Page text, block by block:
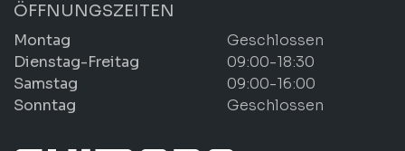
ÖFFNUNGSZEITEN
Montag
Geschlossen
Dienstag-Freitag
09:00-18:30
Samstag
09:00-16:00
Sonntag
Geschlossen